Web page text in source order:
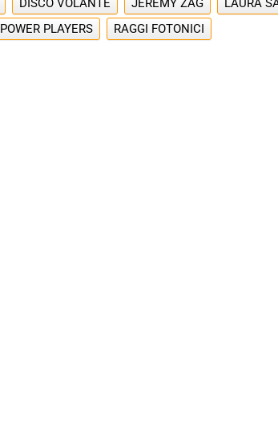
DISCO VOLANTE JEREMY ZAG LAURA
POWER PLAYERS RAGGI FOTONICI